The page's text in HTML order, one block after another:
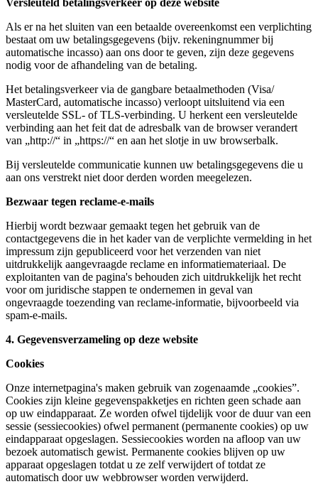
Als er na het sluiten van een betaalde overeenkomst een verplichting
bestaat om uw betalingsgegevens (bijv. rekeningnummer bij
automatische incasso) aan ons door te geven, zijn deze gegevens
nodig voor de afhandeling van de betaling.
Het betalingsverkeer via de gangbare betaalmethoden (Visa/
MasterCard, automatische incasso) verloopt uitsluitend via een
versleutelde SSL- of TLS-verbinding. U herkent een versleutelde
verbinding aan het feit dat de adresbalk van de browser verandert
van „http://“ in „https://“ en aan het slotje in uw browserbalk.
Bij versleutelde communicatie kunnen uw betalingsgegevens die u
aan ons verstrekt niet door derden worden meegelezen.
Bezwaar tegen reclame-e-mails
Hierbij wordt bezwaar gemaakt tegen het gebruik van de
contactgegevens die in het kader van de verplichte vermelding in het
impressum zijn gepubliceerd voor het verzenden van niet
uitdrukkelijk aangevraagde reclame en informatiemateriaal. De
exploitanten van de pagina's behouden zich uitdrukkelijk het recht
voor om juridische stappen te ondernemen in geval van
ongevraagde toezending van reclame-informatie, bijvoorbeeld via
spam-e-mails.
4. Gegevensverzameling op deze website
Cookies
Onze internetpagina's maken gebruik van zogenaamde „cookies”.
Cookies zijn kleine gegevenspakketjes en richten geen schade aan
op uw eindapparaat. Ze worden ofwel tijdelijk voor de duur van een
sessie (sessiecookies) ofwel permanent (permanente cookies) op uw
eindapparaat opgeslagen. Sessiecookies worden na afloop van uw
bezoek automatisch gewist. Permanente cookies blijven op uw
apparaat opgeslagen totdat u ze zelf verwijdert of totdat ze
automatisch door uw webbrowser worden verwijderd.